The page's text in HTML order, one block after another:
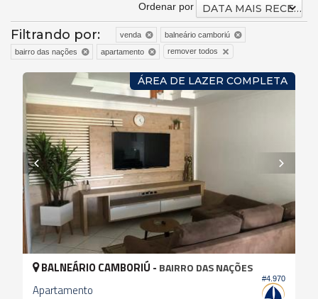
Ordenar por DATA MAIS RECENTE
Filtrando por: venda
balneário camboriú
bairro das nações
apartamento remover todos
ÁREA DE LAZER COMPLETA
#4.970
BALNEÁRIO CAMBORIÚ - BAIRRO DAS NAÇÕES
Apartamento